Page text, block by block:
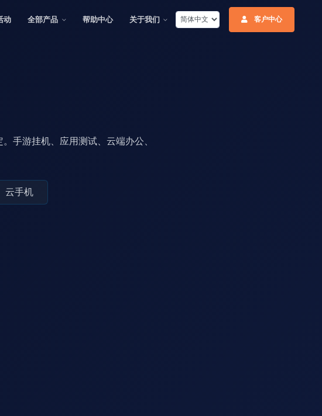
动 全部产品 帮助中心 关于我们 选择语言 客户中心
手游挂机、应用测试、云端办公、
云手机